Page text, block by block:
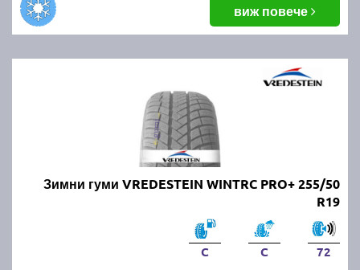
виж повече
Зимни гуми VREDESTEIN WINTRC PRO+ 255/50
R19
C C 72